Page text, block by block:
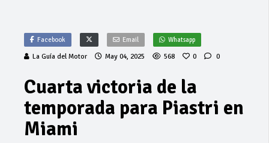
Facebook Email Whatsapp
La Guía del Motor May 04, 2025 568 0 0
Cuarta victoria de la
temporada para Piastri en
Miami